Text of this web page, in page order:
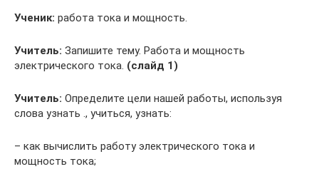
Ученик: работа тока и мощность.
Учитель: Запишите тему. Работа и мощность
электрического тока. (слайд 1)
Учитель: Определите цели нашей работы, используя
слова узнать ., учиться, узнать:
– как вычислить работу электрического тока и
мощность тока;